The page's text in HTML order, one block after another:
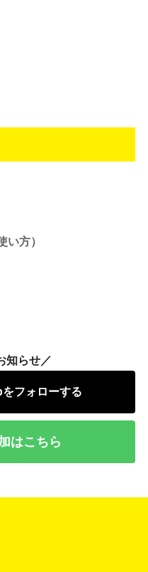
方）
知らせ／
フォローする
はこちら